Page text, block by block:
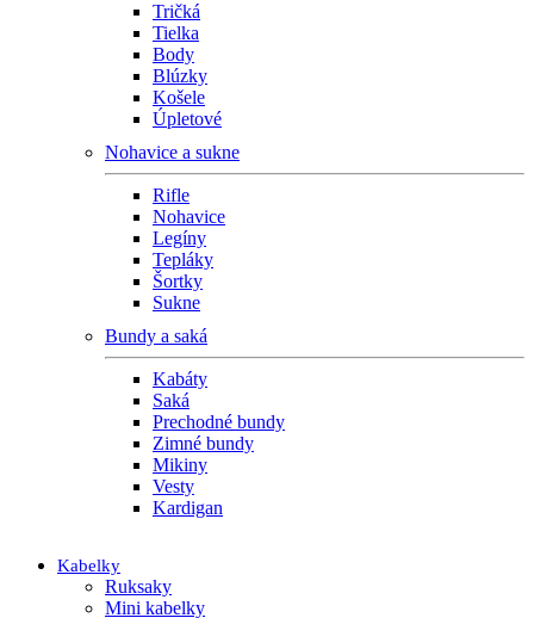
Tričká
Tielka
Body
Blúzky
Košele
Úpletové
Nohavice a sukne
Rifle
Nohavice
Legíny
Tepláky
Šortky
Sukne
Bundy a saká
Kabáty
Saká
Prechodné bundy
Zimné bundy
Mikiny
Vesty
Kardigan
Kabelky
Ruksaky
Mini kabelky